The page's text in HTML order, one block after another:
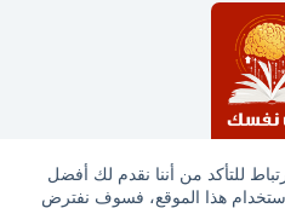
للتأكد من أننا نقدم لك أفضل
هذا الموقع، فسوف نفترض